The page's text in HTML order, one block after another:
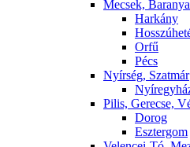
Mecsek,
Harkány
Orfű
Pécs
Nyírség, Szatmár
Pilis, Gerecse,
Dorog
Esztergom